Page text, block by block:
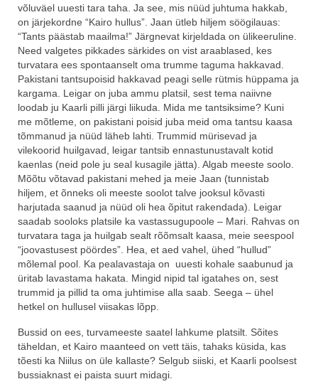
võluväel uuesti tara taha. Ja see, mis nüüd juhtuma hakkab,
on järjekordne “Kairo hullus”. Jaan ütleb hiljem söögilauas:
“Tants päästab maailma!” Järgnevat kirjeldada on ülikeeruline.
Need valgetes pikkades särkides on vist araablased, kes
turvatara ees spontaanselt oma trumme taguma hakkavad.
Pakistani tantsupoisid hakkavad peagi selle rütmis hüppama ja
kargama. Leigar on juba ammu platsil, sest tema naiivne
loodab ju Kaarli pilli järgi liikuda. Mida me tantsiksime? Kuni
me mõtleme, on pakistani poisid juba meid oma tantsu kaasa
tõmmanud ja nüüd läheb lahti. Trummid mürisevad ja
vilekoorid huilgavad, leigar tantsib ennastunustavalt kotid
kaenlas (neid pole ju seal kusagile jätta). Algab meeste soolo.
Mõõtu võtavad pakistani mehed ja meie Jaan (tunnistab
hiljem, et õnneks oli meeste soolot talve jooksul kõvasti
harjutada saanud ja nüüd oli hea õpitut rakendada). Leigar
saadab sooloks platsile ka vastassugupoole – Mari. Rahvas on
turvatara taga ja huilgab sealt rõõmsalt kaasa, meie seespool
“joovastusest pöördes”. Hea, et aed vahel, ühed “hullud”
mõlemal pool. Ka pealavastaja on uuesti kohale saabunud ja
üritab lavastama hakata. Mingid nipid tal igatahes on, sest
trummid ja pillid ta oma juhtimise alla saab. Seega – ühel
hetkel on hullusel viisakas lõpp.
Bussid on ees, turvameeste saatel lahkume platsilt. Sõites
täheldan, et Kairo maanteed on vett täis, tahaks küsida, kas
tõesti ka Niilus on üle kallaste? Selgub siiski, et Kaarli poolsest
bussiaknast ei paista suurt midagi.